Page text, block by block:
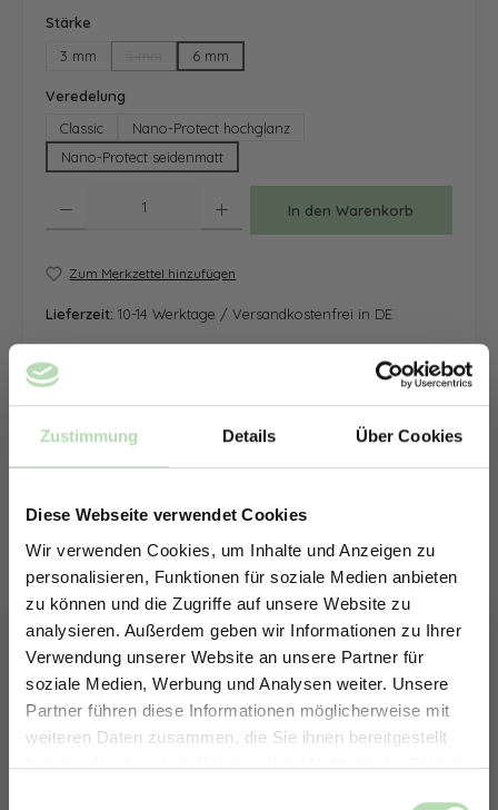
Zustimmung Details Über Cookies
Diese Webseite verwendet Cookies
Wir verwenden Cookies, um Inhalte und Anzeigen zu
personalisieren, Funktionen für soziale Medien anbieten
zu können und die Zugriffe auf unsere Website zu
analysieren. Außerdem geben wir Informationen zu Ihrer
Verwendung unserer Website an unsere Partner für
soziale Medien, Werbung und Analysen weiter. Unsere
Partner führen diese Informationen möglicherweise mit
weiteren Daten zusammen, die Sie ihnen bereitgestellt
haben oder die sie im Rahmen Ihrer Nutzung der Dienste
Stärke
3 mm
(Diese Option ist zurzeit nicht verfügbar.)
6 mm
Veredelung
Classic
Nano-Protect hochglanz
Nano-Protect seidenmatt
In den Warenkorb
Zum Merkzettel hinzufügen
Lieferzeit: 10-14 Werktage / Versandkostenfrei in DE
ERHALTE 5% RABATT AUF
DEINE RÜCKWÄNDE